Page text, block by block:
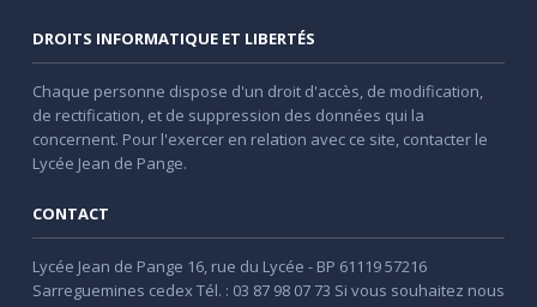
DROITS INFORMATIQUE ET LIBERTÉS
Chaque personne dispose d'un droit d'accès, de modification,
de rectification, et de suppression des données qui la
concernent. Pour l'exercer en relation avec ce site, contacter le
Lycée Jean de Pange.
CONTACT
Lycée Jean de Pange 16, rue du Lycée - BP 61119 57216
Sarreguemines cedex Tél. : 03 87 98 07 73 Si vous souhaitez nous